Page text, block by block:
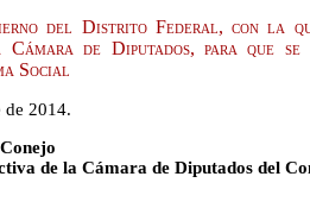
del Distrito Federal, con la
Cámara de Diputados, para que
Social
de 2014.
de la Cámara de Diputados del